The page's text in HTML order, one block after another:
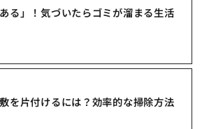
る」！気づいたらゴミが溜まる生活
を片付けるには？効率的な掃除方法